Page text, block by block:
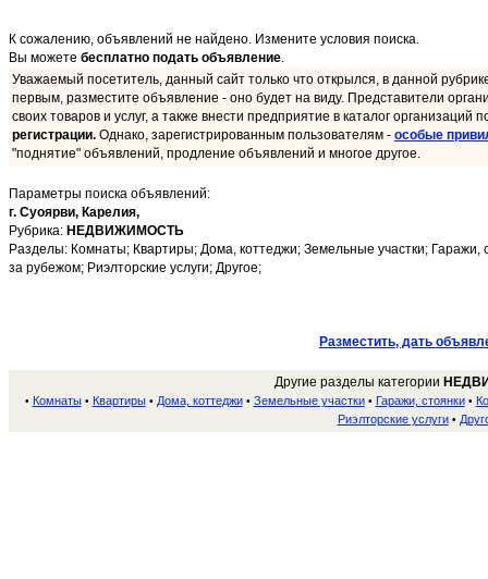
К сожалению, объявлений не найдено. Измените условия поиска.
Вы можете бесплатно подать объявление.
Уважаемый посетитель, данный сайт только что открылся, в данной
первым, разместите объявление - оно будет на виду. Представители
своих товаров и услуг, а также внести предприятие в каталог организаций
регистрации. Однако, зарегистрированным пользователям - особые
"поднятие" объявлений, продление объявлений и многое другое.
Параметры поиска объявлений:
г. Суоярви, Карелия,
Рубрика: НЕДВИЖИМОСТЬ
Разделы: Комнаты; Квартиры; Дома, коттеджи; Земельные участки;
за рубежом; Риэлторские услуги; Другое;
Разместить, дать
Другие разделы категории
• Комнаты• Квартиры• Дома, коттеджи• Земельные участки• Гаражи, стоянки•
Риэлторские услуги•